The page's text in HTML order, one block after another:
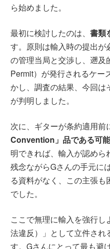
ら始めました。
最初に検討したのは、書類
す。原則は輸入時の提出
の管理当局と交渉し、遡
Permit）が発行されるケー
かし、調査の結果、今回は
が判明しました。
次に、ギターが条約適用前
Convention」品である可
明できれば、輸入が認めら
残念ながらGさんの手元に
る資料がなく、この主張
でした。
ここで無理に輸入を強行
法違反）」として立件され
す。Gさんにとって最も避